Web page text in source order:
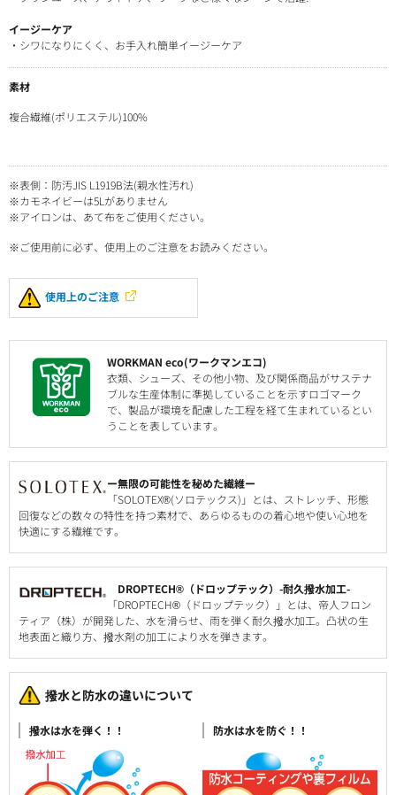
イージーケア
・シワになりにくく、お手入れ簡単イージーケア
素材
複合繊維(ポリエステル)100%
※表側：防汚JIS L1919B法(親水性汚れ)
※カモネイビーは5Lがありません
※アイロンは、あて布をご使用ください。
※ご使用前に必ず、使用上のご注意をお読みください。
使用上のご注意
WORKMAN eco(ワークマンエコ)
衣類、シューズ、その他小物、及び関係商品がサステナ
ブルな生産体制に準拠していることを示すロゴマーク
で、製品が環境を配慮した工程を経て生まれているとい
うことを表しています。
ー無限の可能性を秘めた繊維ー
「SOLOTEX®(ソロテックス)」とは、ストレッチ、形態
回復などの数々の特性を持つ素材で、あらゆるものの着心地や使い心地を
快適にする繊維です。
DROPTECH®（ドロップテック）-耐久撥水加工-
「DROPTECH®（ドロップテック）」とは、帝人フロン
ティア（株）が開発した、水を滑らせ、雨を弾く耐久撥水加工。凸状の生
地表面と織り方、撥水剤の加工により水を弾きます。
撥水と防水の違いについて
撥水は水を弾く！！ 防水は水を防ぐ！！